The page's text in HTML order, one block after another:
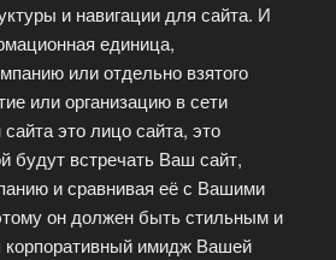
и навигации для сайта. И
единица,
или отдельно взятого
или организацию в сети
это лицо сайта, это
будут встречать Ваш сайт,
и сравнивая её с Вашими
он должен быть стильным и
корпоративный имидж Вашей